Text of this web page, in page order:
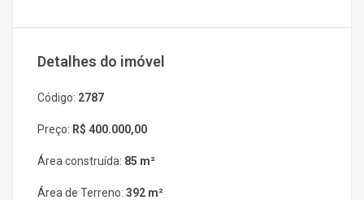
Detalhes do imóvel
Código: 2787
Preço: R$ 400.000,00
Área construída: 85 m²
Área de Terreno: 392 m²